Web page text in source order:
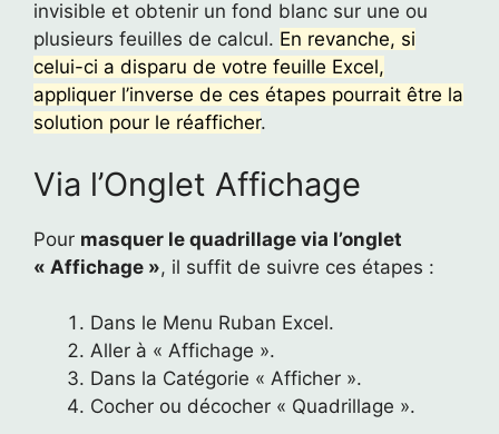
invisible et obtenir un fond blanc sur une ou
plusieurs feuilles de calcul. En revanche, si
celui-ci a disparu de votre feuille Excel,
appliquer l’inverse de ces étapes pourrait être la
solution pour le réafficher.
Via l’Onglet Affichage
Pour masquer le quadrillage via l’onglet
« Affichage », il suffit de suivre ces étapes :
Dans le Menu Ruban Excel.
Aller à « Affichage ».
Dans la Catégorie « Afficher ».
Cocher ou décocher « Quadrillage ».